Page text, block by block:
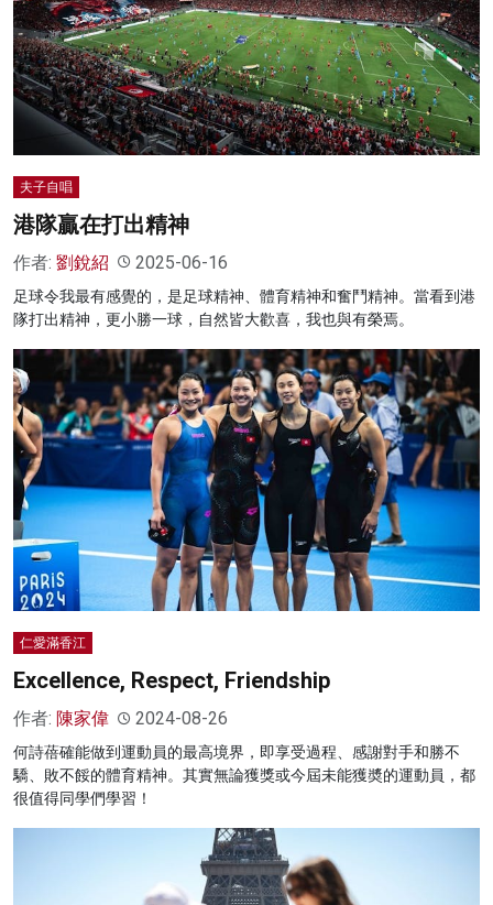
影片
名家榜
灼見活動
夫子自唱
港隊贏在打出精神
作者: 劉銳紹 2025-06-16
足球令我最有感覺的，是足球精神、體育精神和奮鬥精神。當看到港
隊打出精神，更小勝一球，自然皆大歡喜，我也與有榮焉。
仁愛滿香江
Excellence, Respect, Friendship
作者: 陳家偉 2024-08-26
何詩蓓確能做到運動員的最高境界，即享受過程、感謝對手和勝不
驕、敗不餒的體育精神。其實無論獲獎或今屆未能獲奬的運動員，都
很值得同學們學習！